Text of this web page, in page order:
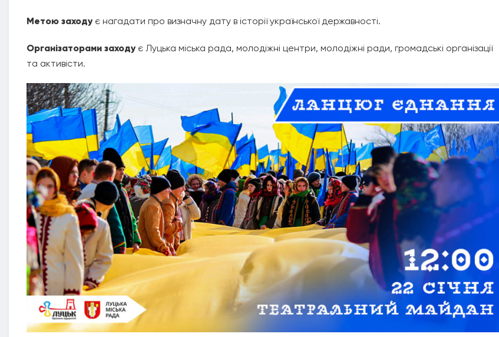
Метою заходує нагадати про визначну дату в історії української державності.
Організаторами заходує Луцька міська рада, молодіжні центри, молодіжні ради, громадські організації
та активісти.